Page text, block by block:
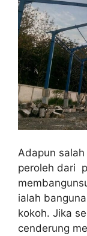
Adapun
peroleh dari
ialah
kokoh. Jika
cenderung